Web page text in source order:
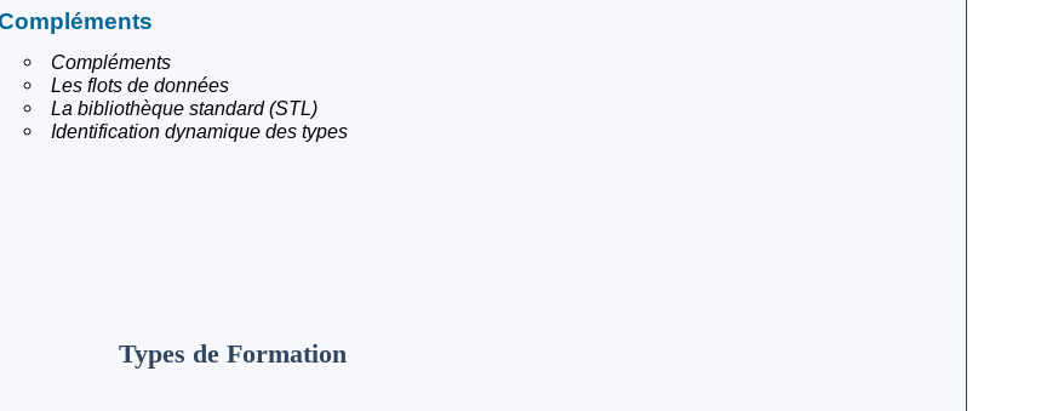
Compléments
Les flots de données
La bibliothèque standard (STL)
Identification dynamique des types
Types de Formation